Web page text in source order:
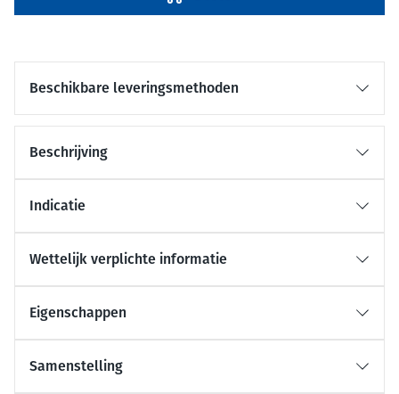
Beschikbare leveringsmethoden
Beschrijving
Indicatie
Wettelijk verplichte informatie
Eigenschappen
Samenstelling